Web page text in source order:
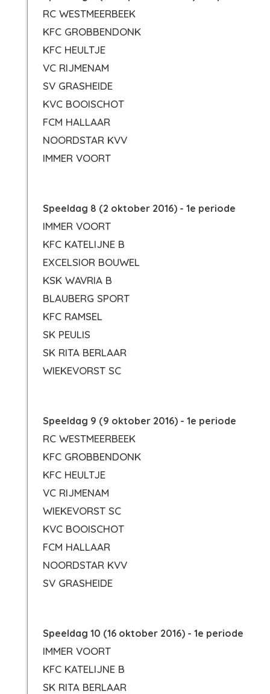
RC WESTMEERBEEK
KFC GROBBENDONK
KFC HEULTJE
VC RIJMENAM
SV GRASHEIDE
KVC BOOISCHOT
FCM HALLAAR
NOORDSTAR KVV
IMMER VOORT
Speeldag 8 (2 oktober 2016) - 1e periode
IMMER VOORT
KFC KATELIJNE B
EXCELSIOR BOUWEL
KSK WAVRIA B
BLAUBERG SPORT
KFC RAMSEL
SK PEULIS
SK RITA BERLAAR
WIEKEVORST SC
Speeldag 9 (9 oktober 2016) - 1e periode
RC WESTMEERBEEK
KFC GROBBENDONK
KFC HEULTJE
VC RIJMENAM
WIEKEVORST SC
KVC BOOISCHOT
FCM HALLAAR
NOORDSTAR KVV
SV GRASHEIDE
Speeldag 10 (16 oktober 2016) - 1e periode
IMMER VOORT
KFC KATELIJNE B
SK RITA BERLAAR